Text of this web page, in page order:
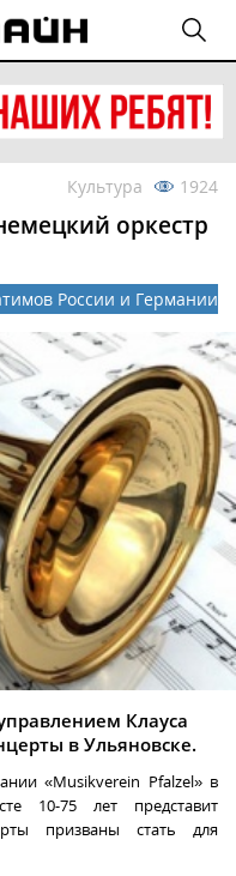
Культура 1924
оркестр
России и Германии
Клауса
в Ульяновске.
«Musikverein Pfalzel» в
10-75 лет представит
призваны стать для